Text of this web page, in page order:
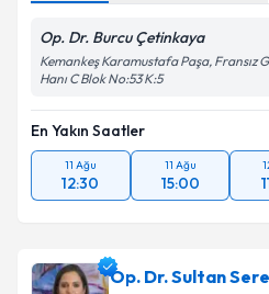
Op. Dr. Burcu Çetinkaya
Kemankeş Karamustafa Paşa, Fransız
Hanı C Blok No:53 K:5
En Yakın Saatler
11 Ağu
12:30
11 Ağu
15:00
Op. Dr. Sultan